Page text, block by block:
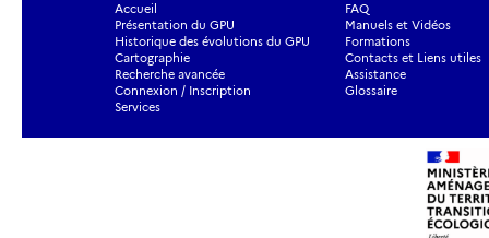
Accueil
Présentation du GPU
Historique des évolutions du GPU
Cartographie
Recherche avancée
Connexion / Inscription
Services
FAQ
Manuels et Vidéos
Formations
Contacts et Liens utiles
Assistance
Glossaire